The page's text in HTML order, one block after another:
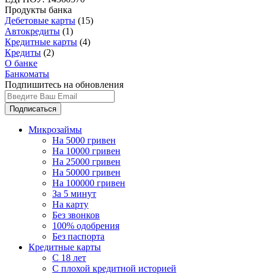
Продукты банка
Дебетовые карты (15)
Автокредиты (1)
Кредитные карты (4)
Кредиты (2)
О банке
Банкоматы
Подпишитесь на обновления
Подписаться
Микрозаймы
На 5000 гривен
На 10000 гривен
На 25000 гривен
На 50000 гривен
На 100000 гривен
За 5 минут
На карту
Без звонков
100% одобрения
Без паспорта
Кредитные карты
C 18 лет
С плохой кредитной историей